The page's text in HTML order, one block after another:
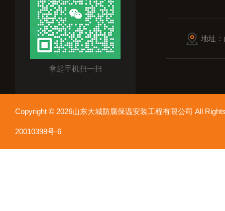
拿起手机扫一扫
地址
Copyright © 2026山东大城防腐保温安装工程有限公司 All
20010398号-6